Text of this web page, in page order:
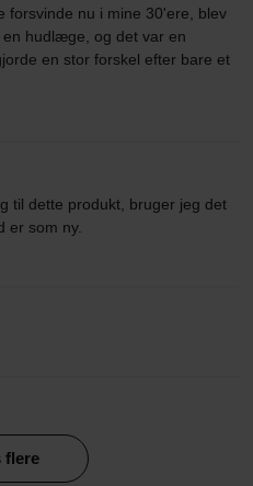
forsvinde nu i mine 30'ere, blev
hudlæge, og det var en
en stor forskel efter bare et
til dette produkt, bruger jeg det
er som ny.
flere